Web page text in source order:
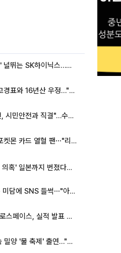
'불안과 기대 사이' 널뛰는 SK하이닉스…증권가 "HBM4·LTA 기반 펀터멘털 견고"
'나혼산' 류혜영, 고경표와 16년산 우정…"자취방서 부모님과 마주쳐"
이재준 시장 "정전, 시민안전과 직결"…수원시 비상대응체계 가동
'차쥐뿔' 이준영, 포켓몬 카드 열혈 팬⋯"리셀러 처단할 것"
축구협회 '성 접대 의혹' 일본까지 번졌다…日 심판 실명 공개
김규원, 격이 다른 미담에 SNS 들썩⋯"아이 속옷 빨고 졸업식도 참석"
LIG디펜스앤에어로스페이스, 실적 발표 후 급락→반등⋯증권가 “28년까지 튼튼”
하하·스컬, 가뭄 속 밀양 '물 축제' 출연…"출연료 전액 기부"